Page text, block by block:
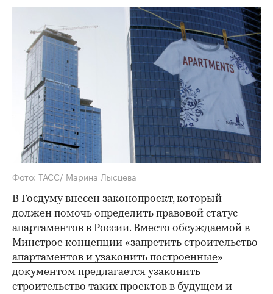
Фото: ТАСС/ Марина Лысцева
В Госдуму внесен законопроект, который
должен помочь определить правовой статус
апартаментов в России. Вместо обсуждаемой в
Минстрое концепции «запретить строительство
апартаментов и узаконить построенные»
документом предлагается узаконить
строительство таких проектов в будущем и